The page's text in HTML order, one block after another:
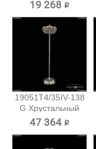
19 268 ₽
19051T4/35IV-138
G Хрустальный
торшер...
47 364 ₽